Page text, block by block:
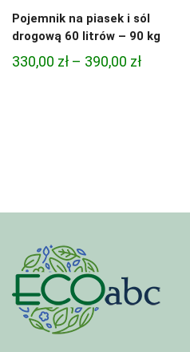
Pojemnik na piasek i sól
drogową 60 litrów – 90 kg
330,00 zł – 390,00 złZakres